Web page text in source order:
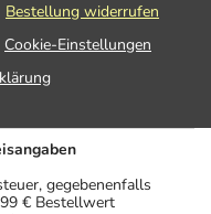
Bestellung widerrufen
Cookie-Einstellungen
gegebenenfalls
€ Bestellwert